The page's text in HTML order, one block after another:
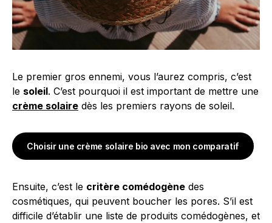
Le premier gros ennemi, vous l’aurez compris, c’est
le soleil. C’est pourquoi il est important de mettre une
crème solaire dès les premiers rayons de soleil.
Choisir une crème solaire bio avec mon comparatif
Ensuite, c’est le critère comédogène des
cosmétiques, qui peuvent boucher les pores. S’il est
difficile d’établir une liste de produits comédogènes, et